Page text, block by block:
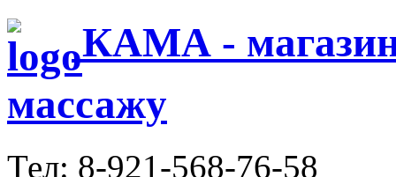
КАМА - магазин
массажу
Тел: 8-921-568-76-58